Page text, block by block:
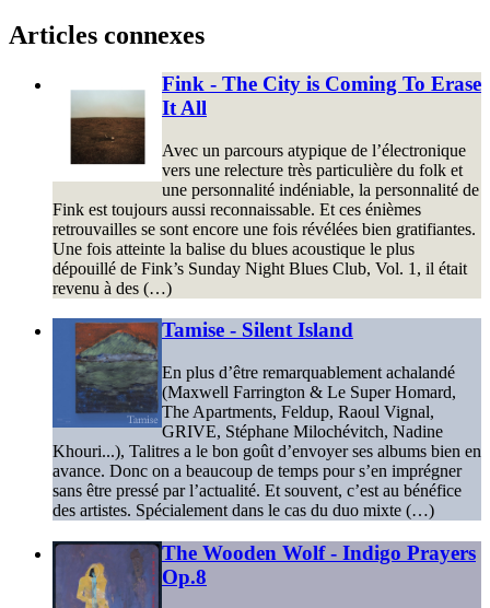
Articles connexes
Fink - The City is Coming To Erase
It All
Avec un parcours atypique de l’électronique
vers une relecture très particulière du folk et
une personnalité indéniable, la personnalité de
Fink est toujours aussi reconnaissable. Et ces énièmes
retrouvailles se sont encore une fois révélées bien gratifiantes.
Une fois atteinte la balise du blues acoustique le plus
dépouillé de Fink’s Sunday Night Blues Club, Vol. 1, il était
revenu à des (…)
Tamise - Silent Island
En plus d’être remarquablement achalandé
(Maxwell Farrington & Le Super Homard,
The Apartments, Feldup, Raoul Vignal,
GRIVE, Stéphane Milochévitch, Nadine
Khouri...), Talitres a le bon goût d’envoyer ses albums bien en
avance. Donc on a beaucoup de temps pour s’en imprégner
sans être pressé par l’actualité. Et souvent, c’est au bénéfice
des artistes. Spécialement dans le cas du duo mixte (…)
The Wooden Wolf - Indigo Prayers
Op.8